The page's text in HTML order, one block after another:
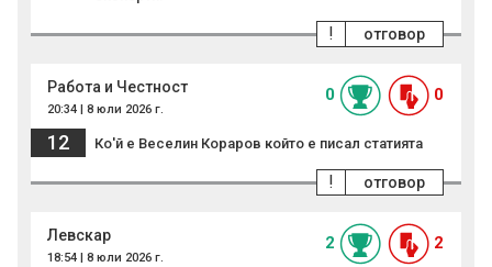
отговор
!
Работа и Честност
20:34 | 8 юли 2026 г.
0 0
12 Ко'й е Веселин Кораров който е писал статията
отговор
!
Левскар
18:54 | 8 юли 2026 г.
2 2